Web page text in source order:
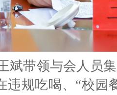
斌带领与会人员
违规吃喝、“校园